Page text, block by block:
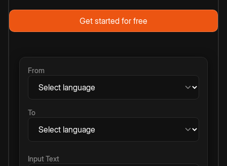
Get started for free
From
To
Input Text